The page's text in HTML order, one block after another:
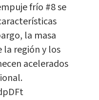
frío #8 se
la masa
la región y los
acelerados